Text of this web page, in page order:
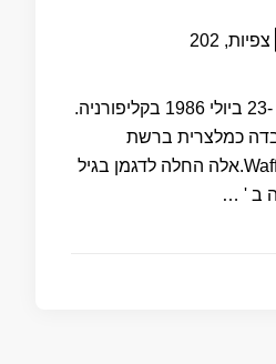
צפיות, 202
אלה דרלינג, נולדה ב -23 ביולי 1986 בקליפורניה.
כמלצרית ברשת
המסעדות Waffle House.אלה החלה לדגמן בגיל